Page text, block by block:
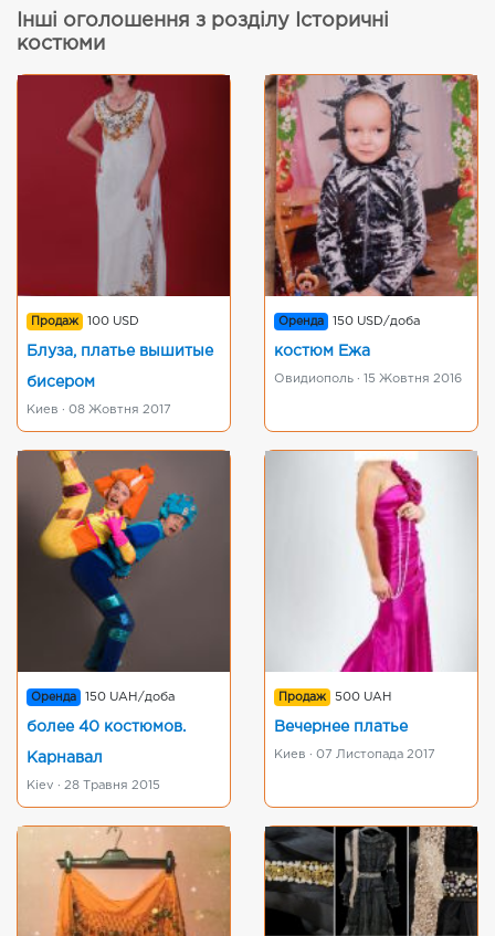
Інші оголошення з розділу Історичні
костюми
Продаж 100 USD
Блуза, платье вышитые
бисером
Киев · 08 Жовтня 2017
Оренда 150 USD/доба
костюм Ежа
Овидиополь · 15 Жовтня 2016
Оренда 150 UAH/доба
более 40 костюмов.
Карнавал
Kiev · 28 Травня 2015
Продаж 500 UAH
Вечернее платье
Киев · 07 Листопада 2017